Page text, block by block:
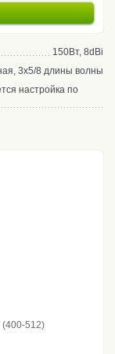
150Вт, 8dBi
3x5/8 длины волны
настройка по
(400-512)